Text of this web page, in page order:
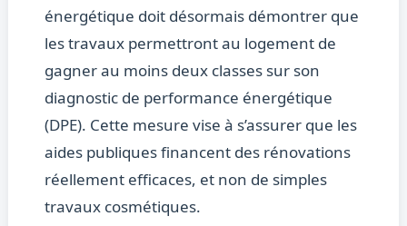
énergétique doit désormais démontrer que
les travaux permettront au logement de
gagner au moins deux classes sur son
diagnostic de performance énergétique
(DPE). Cette mesure vise à s’assurer que les
aides publiques financent des rénovations
réellement efficaces, et non de simples
travaux cosmétiques.